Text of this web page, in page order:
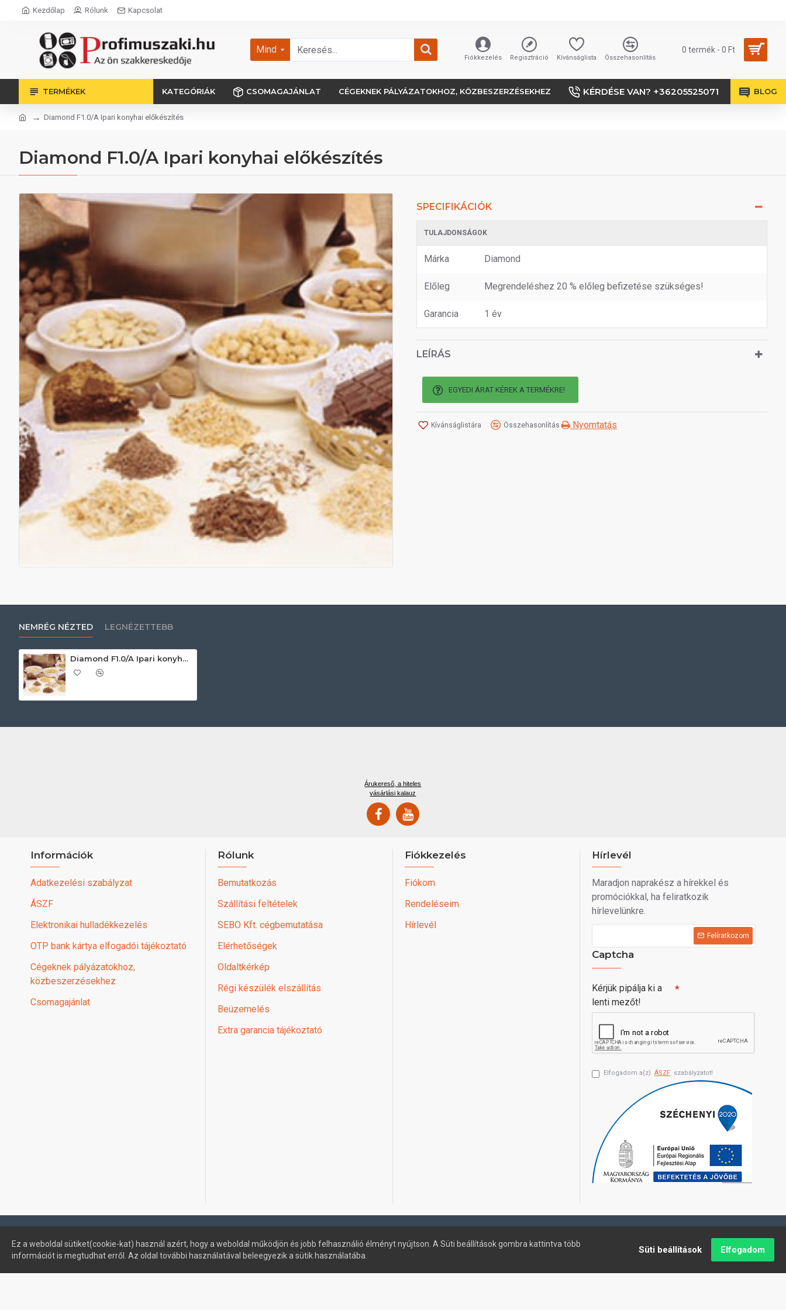
Kezdőlap Rólunk Kapcsolat
Mind
Fiókkezelés Regisztráció Kívánságlista Összehasonlítás
0 termék - 0 Ft
TERMÉKEK KATEGÓRIÁK CSOMAGAJÁNLAT CÉGEKNEK PÁLYÁZATOKHOZ, KÖZBESZERZÉSEKHEZ KÉRDÉSE VAN? +36205525071 BLOG
Diamond F1.0/A Ipari konyhai előkészítés
Diamond F1.0/A Ipari konyhai előkészítés
SPECIFIKÁCIÓK
TULAJDONSÁGOK
Márka Diamond
Előleg Megrendeléshez 20 % előleg befizetése szükséges!
Garancia 1 év
LEÍRÁS
EGYEDI ÁRAT KÉREK A TERMÉKRE!
Kívánságlistára Összehasonlítás Nyomtatás
NEMRÉG NÉZTED LEGNÉZETTEBB
Diamond F1.0/A Ipari konyhai előkészítés
Árukereső, a hiteles
vásárlási kalauz
Információk
Adatkezelési szabályzat
ÁSZF
Elektronikai hulladékkezelés
OTP bank kártya elfogadói tájékoztató
Cégeknek pályázatokhoz,
közbeszerzésekhez
Csomagajánlat
Rólunk
Bemutatkozás
Szállítási feltételek
SEBO Kft. cégbemutatása
Elérhetőségek
Oldaltkérkép
Régi készülék elszállítás
Beüzemelés
Extra garancia tájékoztató
Fiókkezelés
Fiókom
Rendeléseim
Hírlevél
Hírlevél
Maradjon naprakész a hírekkel és
promóciókkal, ha feliratkozik
hírlevelünkre.
Felíratkozom
Captcha
Kérjük pipálja ki a
lenti mezőt!
Elfogadom a(z) ÁSZF szabályzatot!
Ez a weboldal sütiket(cookie-kat) használ azért, hogy a weboldal működjön és jobb felhasználió élményt nyújtson. A Süti beállítások gombra kattintva több
információt is megtudhat erről. Az oldal további használatával beleegyezik a sütik használatába.
Süti beállítások Elfogadom